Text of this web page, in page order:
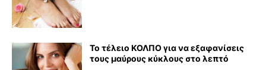
Το τέλειο ΚΟΛΠΟ για να εξαφανίσεις
τους μαύρους κύκλους στο λεπτό